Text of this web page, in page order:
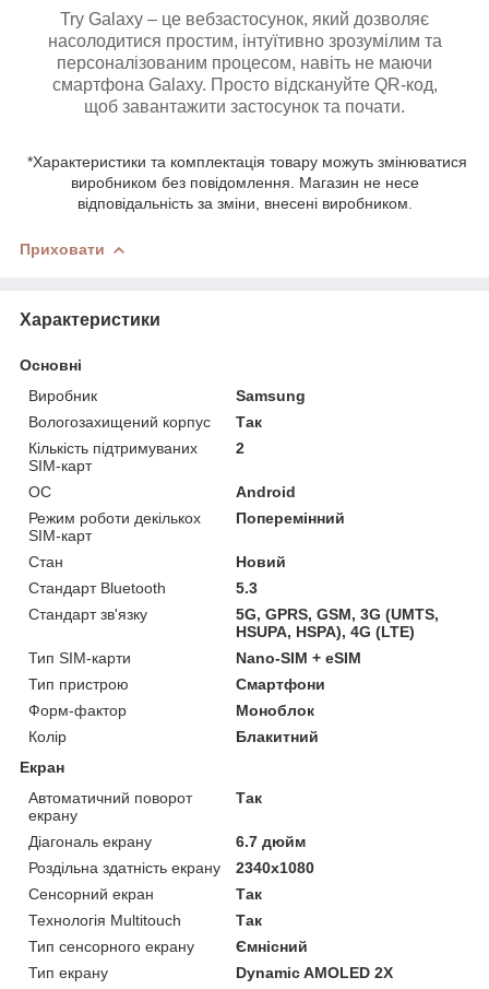
Try Galaxy – це вебзастосунок, який дозволяє
насолодитися простим, інтуїтивно зрозумілим та
персоналізованим процесом, навіть не маючи
смартфона Galaxy. Просто відскануйте QR-код,
щоб завантажити застосунок та почати.
*Характеристики та комплектація товару можуть змінюватися
виробником без повідомлення. Магазин не несе
відповідальність за зміни, внесені виробником.
Приховати
Характеристики
Основні
Виробник
Samsung
Вологозахищений корпус
Так
Кількість підтримуваних
SIM-карт
2
ОС
Android
Режим роботи декількох
SIM-карт
Поперемінний
Стан
Новий
Стандарт Bluetooth
5.3
Стандарт зв'язку
5G, GPRS, GSM, 3G (UMTS,
HSUPA, HSPA), 4G (LTE)
Тип SIM-карти
Nano-SIM + eSIM
Тип пристрою
Смартфони
Форм-фактор
Моноблок
Колір
Блакитний
Екран
Автоматичний поворот
екрану
Так
Діагональ екрану
6.7 дюйм
Роздільна здатність екрану
2340x1080
Сенсорний екран
Так
Технологія Multitouch
Так
Тип сенсорного екрану
Ємнісний
Тип екрану
Dynamic AMOLED 2X